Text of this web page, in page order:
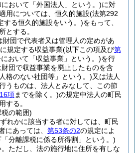
おいて「外国法人」という。)に対
用については、恒久的施設(法第292
する恒久的施設をいう。)をもって、
とする。
財団で代表者又は管理人の定めがあ
規定する収益事業(以下この項及び第
おいて「収益事業」という。)を行
団で収益事業を廃止したものを含
格のない社団等」という。)又は法人
うものは、法人とみなして、この節
項までを除く。)の規定中法人の町民
する。
の範囲)
れかに該当する者に対しては、町民
にあっては、 第53条の2の規定によ
分離課税に係る所得割」という。)
ただし、法の施行地に住所を有しな